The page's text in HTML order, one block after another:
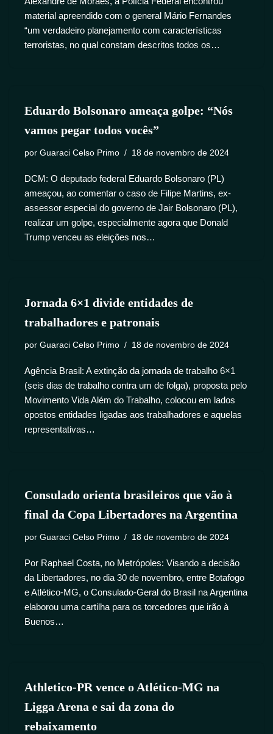
material apreendido com o general Mário Fernandes
“um verdadeiro planejamento com características
terroristas, no qual constam descritos todos os…
Eduardo Bolsonaro ameaça golpe: “Nós
vamos pegar todos vocês”
por Guaraci Celso Primo 18 de novembro de 2024
DCM: O deputado federal Eduardo Bolsonaro (PL)
ameaçou, ao comentar o caso de Filipe Martins, ex-
assessor especial do governo de Jair Bolsonaro (PL),
realizar um golpe, especialmente agora que Donald
Trump venceu as eleições nos…
Jornada 6×1 divide entidades de
trabalhadores e patronais
por Guaraci Celso Primo 18 de novembro de 2024
Agência Brasil: A extinção da jornada de trabalho 6×1
(seis dias de trabalho contra um de folga), proposta pelo
Movimento Vida Além do Trabalho, colocou em lados
opostos entidades ligadas aos trabalhadores e aquelas
representativas…
Consulado orienta brasileiros que vão à
final da Copa Libertadores na Argentina
por Guaraci Celso Primo 18 de novembro de 2024
Por Raphael Costa, no Metrópoles: Visando a decisão
da Libertadores, no dia 30 de novembro, entre Botafogo
e Atlético-MG, o Consulado-Geral do Brasil na Argentina
elaborou uma cartilha para os torcedores que irão à
Buenos…
Athletico-PR vence o Atlético-MG na
Ligga Arena e sai da zona do
rebaixamento